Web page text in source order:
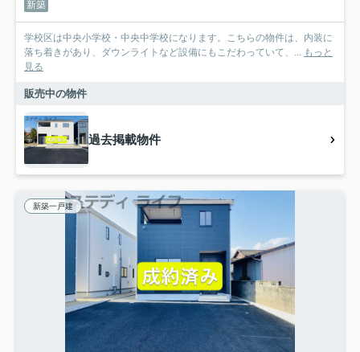
新築
学校区は中央小学校・中央中学校になります。こちらの物件は、内装に
落ち着きがあり、ダウンライトなど設備にもこだわっていて、... もっと
見る
販売中の物件
過去掲載物件
新築一戸建